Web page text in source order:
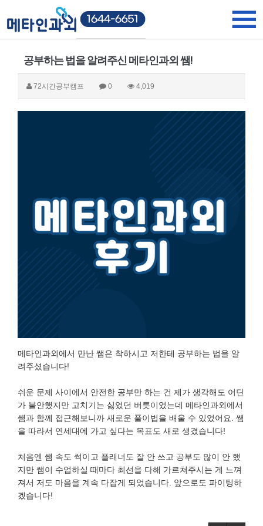
공부하는 법을 알려주신 메타인과외 쌤!
72시간공부캠프 0 4,019
메타인과외에서 만난 쌤은 착하시고 저한테 공부하는 법을 알
려주셨습니다!
쉬운 문제 사이에서 안전한 공부만 하는 건 제가 생각해도 어딘
가 불안했지만 고치기는 싫었던 버릇이었는데 메타인과외에서
쌤과 함께 접근해보니까 새로운 풀이법을 배울 수 있었어요. 쌤
을 따라서 연세대에 가고 싶다는 목표도 새로 생겼습니다!
처음엔 쌤 속도 썩이고 플래너도 잘 안 쓰고 공부도 많이 안 했
지만 쌤이 수업하실 때마다 최선을 다해 가르쳐주시는 게 느껴
져서 저도 마음을 계속 다잡게 되었습니다. 앞으로도 파이팅하
겠습니다!